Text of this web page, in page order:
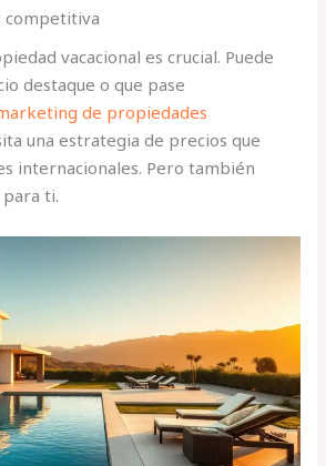
competitiva
vacacional es crucial. Puede
destaque o que pase
de propiedades
una estrategia de precios que
internacionales. Pero también
ti.